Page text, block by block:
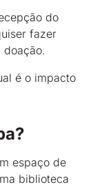
do
fazer
é o impacto
espaço de
biblioteca